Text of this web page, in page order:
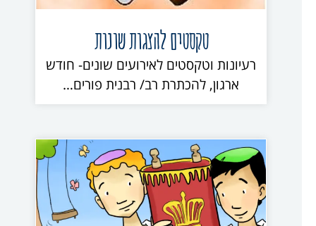
טקסטים להצגות שונות
רעיונות וטקסטים לאירועים שונים- חודש
ארגון, להכתרת רב/ רבנית פורים…